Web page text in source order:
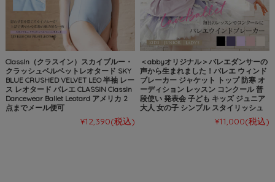
ClassIn（クラスイン）スカイブルー・
クラッシュベルベットレオタード SKY
BLUE CRUSHED VELVET LEO 半袖 レー
ス レオタード バレエ CLASSIN ClassIn
Dancewear Ballet Leotard アメリカ 2
点までメール便可
¥12,390(税込)
＜abbyオリジナル＞バレエダンサーの
声から生まれました！バレエ ウィンド
ブレーカー ジャケット トップ 防寒 オ
ーディション レッスン コンクール 普
段使い 発表会 子ども キッズ ジュニア
大人 女の子 シンプル スタイリッシュ
¥11,000(税込)